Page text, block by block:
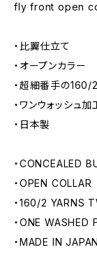
fly front open
・比翼仕立て
・オープンカラー
・超細番手の160/
・ワンウォッシュ
・日本製
・CONCEALED
・OPEN COLLAR
・160/2 YARNS
・ONE WASHED
・MADE IN JAPAN